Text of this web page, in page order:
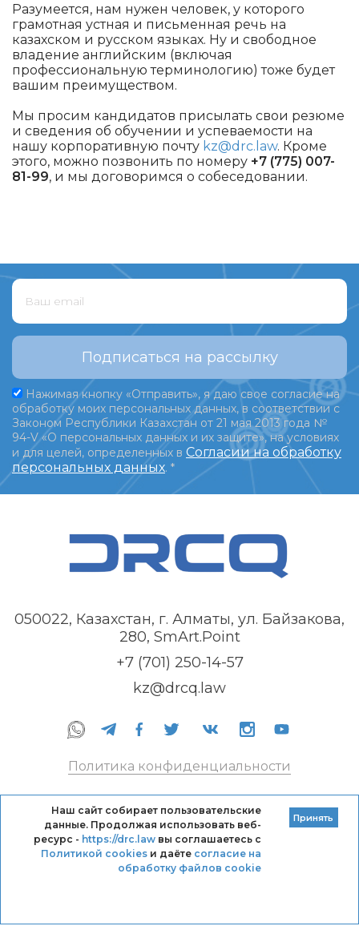
Разумеется, нам нужен человек, у которого
грамотная устная и письменная речь на
казахском и русском языках. Ну и свободное
владение английским (включая
профессиональную терминологию) тоже будет
вашим преимуществом.
Мы просим кандидатов присылать свои резюме
и сведения об обучении и успеваемости на
нашу корпоративную почту kz@drc.law. Кроме
этого, можно позвонить по номеру +7 (775) 007-
81-99, и мы договоримся о собеседовании.
Подписаться на рассылку
Нажимая кнопку «Отправить», я даю свое согласие на
обработку моих персональных данных, в соответствии с
Законом Республики Казахстан от 21 мая 2013 года №
94-V «О персональных данных и их защите», на условиях
и для целей, определенных в Согласии на обработку
персональных данных. *
050022, Казахстан, г. Алматы, ул. Байзакова,
280, SmArt.Point
+7 (701) 250-14-57
kz@drcq.law
Политика конфиденциальности
Кодекс профессиональной этики DRC
Правила оказания услуг
Наш сайт собирает пользовательские
данные. Продолжая использовать веб-
ресурс - https://drc.lawвы соглашаетесь с
Политикой cookiesи даёте согласие на
обработку файлов cookie
Принять